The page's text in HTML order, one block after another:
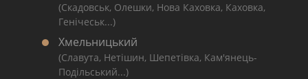
(Скадовськ, Олешки, Нова Каховка, Каховка,
Генічеськ...)
Хмельницький
(Славута, Нетішин, Шепетівка, Кам'янець-
Подільський...)